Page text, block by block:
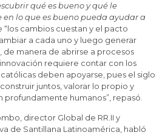
qué es bueno y qué le
lo que es bueno pueda ayudar a
“los cambios cuestan y el pacto
a cada uno y luego generar
de manera de abrirse a procesos
requiere contar con los
deben apoyarse, pues el siglo
juntos, valorar lo propio y
humanos”, repasó.
director Global de RR.II y
de Santillana Latinoamérica, habló